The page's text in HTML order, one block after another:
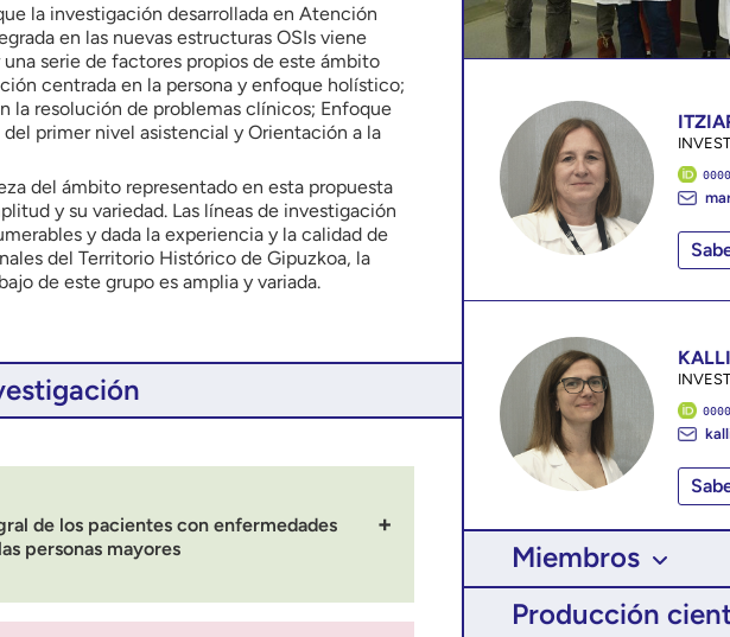
la investigación desarrollada en Atención
en las nuevas estructuras OSIs viene
serie de factores propios de este ámbito
centrada en la persona y enfoque holístico;
la resolución de problemas clínicos; Enfoque
primer nivel asistencial y Orientación a la
del ámbito representado en esta propuesta
y su variedad. Las líneas de investigación
y dada la experiencia y la calidad de
del Territorio Histórico de Gipuzkoa, la
de este grupo es amplia y variada.
de los pacientes con enfermedades
personas mayores
Miembros
Producción